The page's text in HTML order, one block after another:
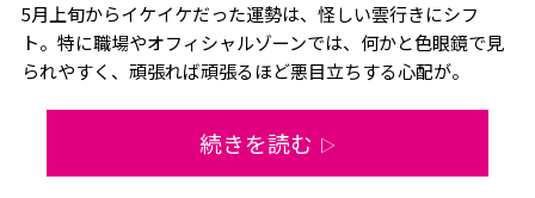
5月上旬からイケイケだった運勢は、怪しい雲行きにシフ
ト。特に職場やオフィシャルゾーンでは、何かと色眼鏡で見
られやすく、頑張れば頑張るほど悪目立ちする心配が。
続きを読む ▷